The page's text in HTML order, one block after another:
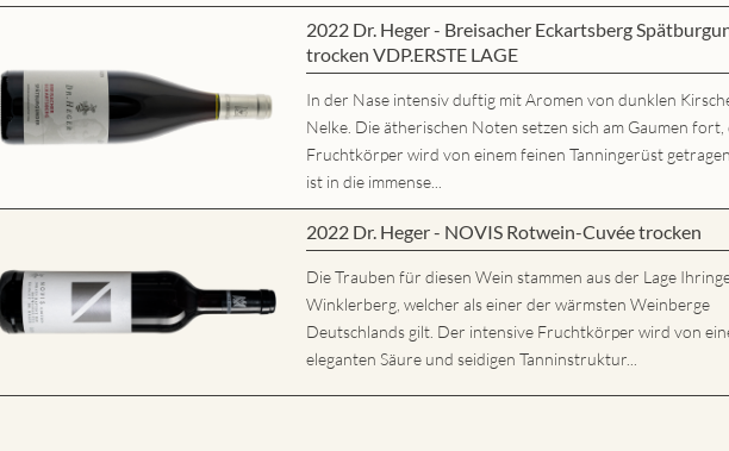
2022 Dr. Heger - Breisacher Eckartsberg
trocken VDP.ERSTE LAGE
In der Nase intensiv duftig mit Aromen von dunklen
Nelke. Die ätherischen Noten setzen sich am Gaumen
Fruchtkörper wird von einem feinen Tanningerüst
ist in die immense...
2022 Dr. Heger - NOVIS Rotwein-Cuvée trocken
Die Trauben für diesen Wein stammen aus der Lage
Winklerberg, welcher als einer der wärmsten Weinberge
Deutschlands gilt. Der intensive Fruchtkörper wird von
eleganten Säure und seidigen Tanninstruktur...